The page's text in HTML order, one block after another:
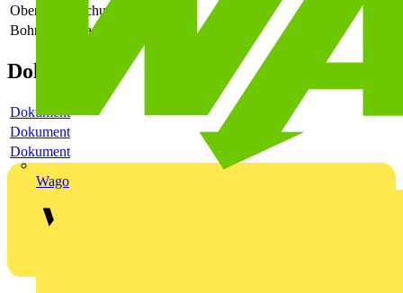
Wago
Oberflächenschutz
Bohrlochabstand mittig
Dokumente
Dokument
Dokument
Dokument